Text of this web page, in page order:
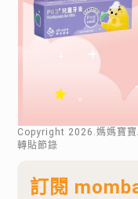
Copyright 2026 .媽媽寶
轉貼節錄
訂閱